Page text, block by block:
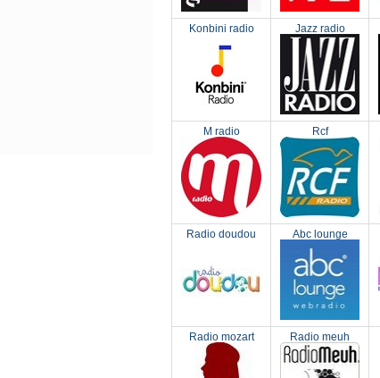
Konbini radio Jazz radio
M radio Rcf
Radio doudou Abc lounge
Radio mozart Radio meuh